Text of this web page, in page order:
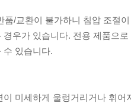
/교환이 불가하니 침압 조절
우가 있습니다. 전용 제품으
수 있습니다.
미세하게 울렁거리거나 휘어